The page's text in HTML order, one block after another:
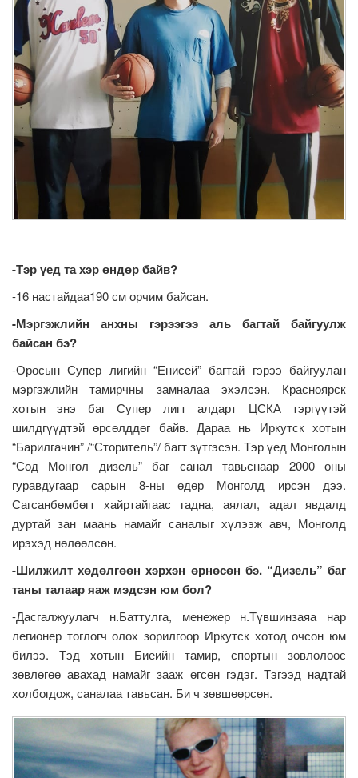
-Тэр үед та хэр өндөр байв?
-16 настайдаа190 см орчим байсан.
-Мэргэжлийн анхны гэрээгээ аль багтай байгуулж
байсан бэ?
-Оросын Супер лигийн “Енисей” багтай гэрээ байгуулан
мэргэжлийн тамирчны замналаа эхэлсэн. Красноярск
хотын энэ баг Супер лигт алдарт ЦСКА тэргүүтэй
шилдгүүдтэй өрсөлддөг байв. Дараа нь Иркутск хотын
“Барилгачин” /“Сторитель”/ багт зүтгэсэн. Тэр үед Монголын
“Сод Монгол дизель” баг санал тавьснаар 2000 оны
гуравдугаар сарын 8-ны өдөр Монголд ирсэн дээ.
Сагсанбөмбөгт хайртайгаас гадна, аялал, адал явдалд
дуртай зан маань намайг саналыг хүлээж авч, Монголд
ирэхэд нөлөөлсөн.
-Шилжилт хөдөлгөөн хэрхэн өрнөсөн бэ. “Дизель” баг
таны талаар яаж мэдсэн юм бол?
-Дасгалжуулагч н.Баттулга, менежер н.Түвшинзаяа нар
легионер тоглогч олох зорилгоор Иркутск хотод очсон юм
билээ. Тэд хотын Биеийн тамир, спортын зөвлөлөөс
зөвлөгөө авахад намайг зааж өгсөн гэдэг. Тэгээд надтай
холбогдож, саналаа тавьсан. Би ч зөвшөөрсөн.